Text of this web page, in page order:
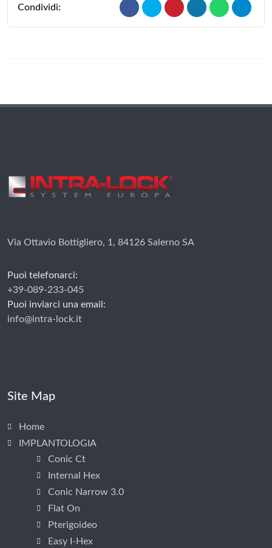
Condividi:
Via Ottavio Bottigliero, 1, 84126 Salerno SA
Puoi telefonarci:
+39-089-233-045
Puoi inviarci una email:
info@intra-lock.it
Site Map
Home
IMPLANTOLOGIA
Conic Ct
Internal Hex
Conic Narrow 3.0
Flat On
Pterigoideo
Easy I-Hex